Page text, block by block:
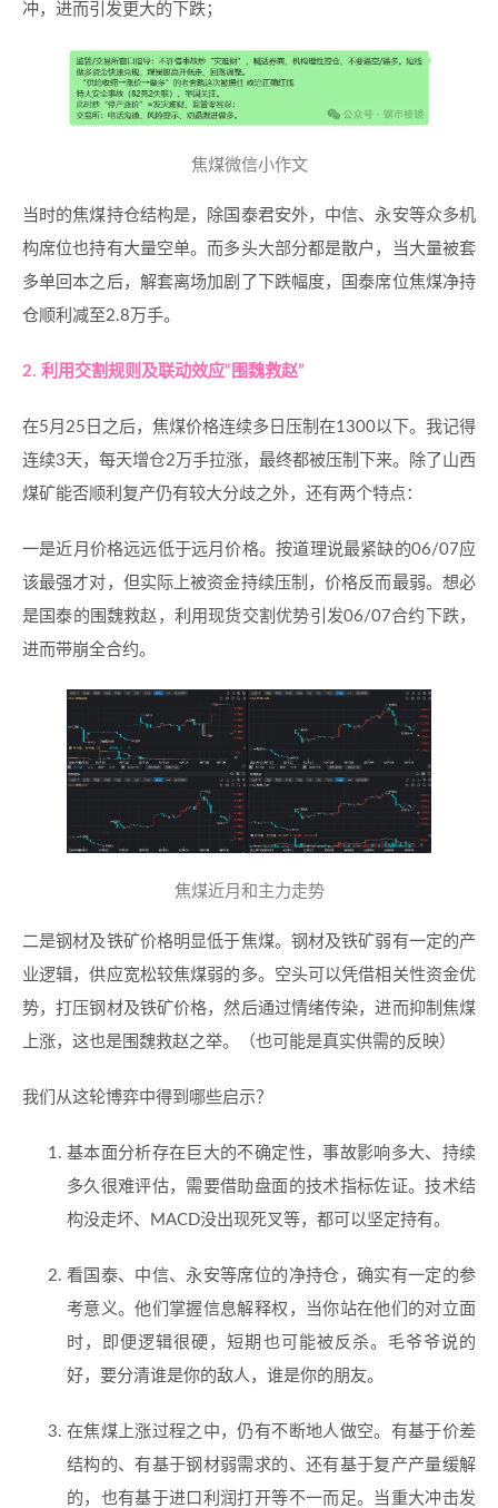
冲，进而引发更大的下跌；
焦煤微信小作文
当时的焦煤持仓结构是，除国泰君安外，中信、永安等众多机
构席位也持有大量空单。而多头大部分都是散户，当大量被套
多单回本之后，解套离场加剧了下跌幅度，国泰席位焦煤净持
仓顺利减至2.8万手。
2. 利用交割规则及联动效应“围魏救赵”
在5月25日之后，焦煤价格连续多日压制在1300以下。我记得
连续3天，每天增仓2万手拉涨，最终都被压制下来。除了山西
煤矿能否顺利复产仍有较大分歧之外，还有两个特点：
一是近月价格远远低于远月价格。按道理说最紧缺的06/07应
该最强才对，但实际上被资金持续压制，价格反而最弱。想必
是国泰的围魏救赵，利用现货交割优势引发06/07合约下跌，
进而带崩全合约。
焦煤近月和主力走势
二是钢材及铁矿价格明显低于焦煤。钢材及铁矿弱有一定的产
业逻辑，供应宽松较焦煤弱的多。空头可以凭借相关性资金优
势，打压钢材及铁矿价格，然后通过情绪传染，进而抑制焦煤
上涨，这也是围魏救赵之举。（也可能是真实供需的反映）
我们从这轮博弈中得到哪些启示？
基本面分析存在巨大的不确定性，事故影响多大、持续
多久很难评估，需要借助盘面的技术指标佐证。技术结
构没走坏、MACD没出现死叉等，都可以坚定持有。
看国泰、中信、永安等席位的净持仓，确实有一定的参
考意义。他们掌握信息解释权，当你站在他们的对立面
时，即便逻辑很硬，短期也可能被反杀。毛爷爷说的
好，要分清谁是你的敌人，谁是你的朋友。
在焦煤上涨过程之中，仍有不断地人做空。有基于价差
结构的、有基于钢材弱需求的、还有基于复产产量缓解
的，也有基于进口利润打开等不一而足。当重大冲击发